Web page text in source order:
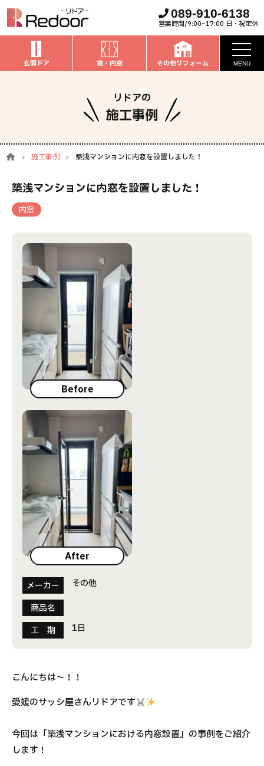
089-910-6138
営業時間/9:00~17:00 日・祝定休
玄関ドア 窓・内窓 その他リフォーム MENU
取扱商品
施工事例
ブログ
よくある質問
アクセス
リドアの
施工事例
施工事例 築浅マンションに内窓を設置しました！
築浅マンションに内窓を設置しました！
内窓
Before
After
メーカー
その他
商品名
工 期
1日
こんにちは～！！
愛媛のサッシ屋さんリドアです
今回は「築浅マンションにおける内窓設置」の事例をご紹介
します！